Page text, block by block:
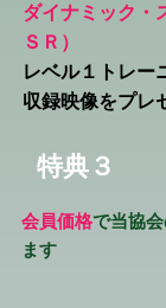
ダイナミック・
ＳＲ）
レベル１トレー
収録映像をプレ
​特典３
会員価格で当協
ます